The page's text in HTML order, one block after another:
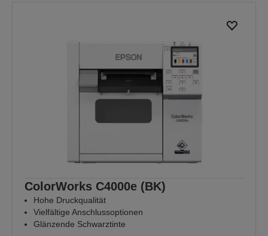
ColorWorks C4000e (BK)
Hohe Druckqualität
Vielfältige Anschlussoptionen
Glänzende Schwarztinte